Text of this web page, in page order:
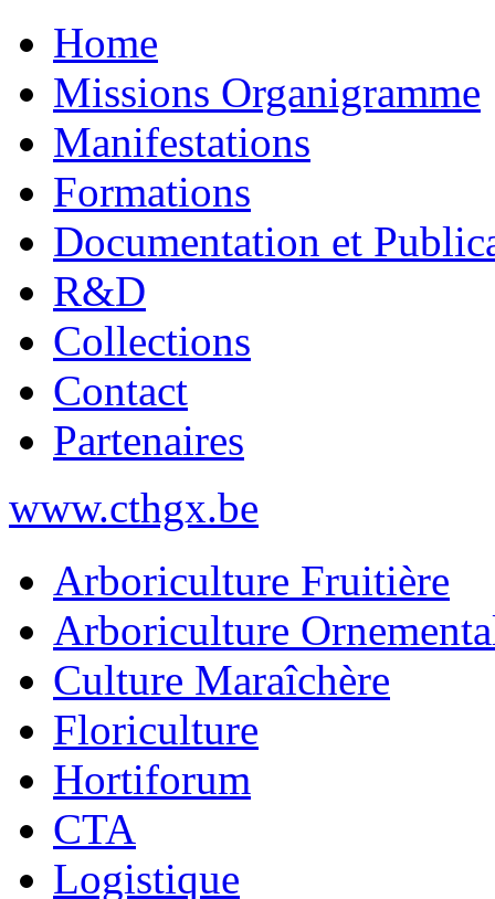
Home
Missions Organigramme
Manifestations
Formations
Documentation et
R&D
Collections
Contact
Partenaires
www.cthgx.be
Arboriculture Fruitière
Arboriculture
Culture Maraîchère
Floriculture
Hortiforum
CTA
Logistique